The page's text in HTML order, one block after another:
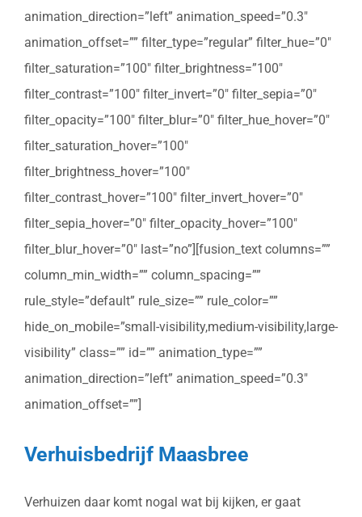
animation_direction=”left” animation_speed=”0.3″
animation_offset=”” filter_type=”regular” filter_hue=”0″
filter_saturation=”100″ filter_brightness=”100″
filter_contrast=”100″ filter_invert=”0″ filter_sepia=”0″
filter_opacity=”100″ filter_blur=”0″ filter_hue_hover=”0″
filter_saturation_hover=”100″
filter_brightness_hover=”100″
filter_contrast_hover=”100″ filter_invert_hover=”0″
filter_sepia_hover=”0″ filter_opacity_hover=”100″
filter_blur_hover=”0″ last=”no”][fusion_text columns=””
column_min_width=”” column_spacing=””
rule_style=”default” rule_size=”” rule_color=””
hide_on_mobile=”small-visibility,medium-visibility,large-
visibility” class=”” id=”” animation_type=””
animation_direction=”left” animation_speed=”0.3″
animation_offset=””]
Verhuisbedrijf Maasbree
Verhuizen daar komt nogal wat bij kijken, er gaat